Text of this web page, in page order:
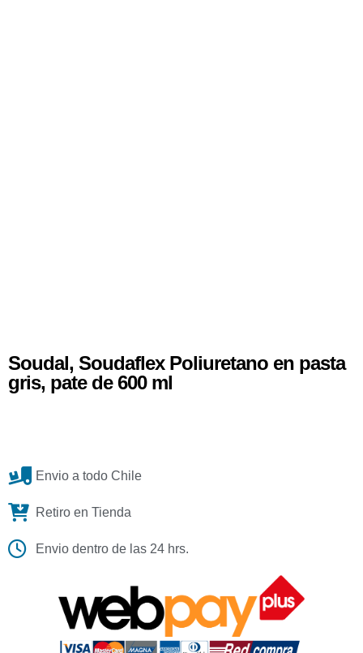
Soudal, Soudaflex Poliuretano en pasta
gris, pate de 600 ml
Envio a todo Chile
Retiro en Tienda
Envio dentro de las 24 hrs.